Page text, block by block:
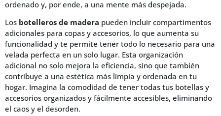
ordenado y, por ende, a una mente más despejada.
Los botelleros de madera pueden incluir compartimentos
adicionales para copas y accesorios, lo que aumenta su
funcionalidad y te permite tener todo lo necesario para una
velada perfecta en un solo lugar. Esta organización
adicional no solo mejora la eficiencia, sino que también
contribuye a una estética más limpia y ordenada en tu
hogar. Imagina la comodidad de tener todas tus botellas y
accesorios organizados y fácilmente accesibles, eliminando
el caos y el desorden.